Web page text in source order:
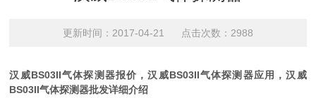
更新时间：2017-04-21 点击次数：2988
汉威BS03II气体探测器报价，汉威BS03II气体探测器应用，汉威
BS03II气体探测器批发详细介绍